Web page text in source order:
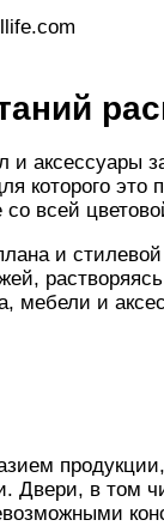
и аксессуары
которого это
всей
и
мебели и
Двери, в том